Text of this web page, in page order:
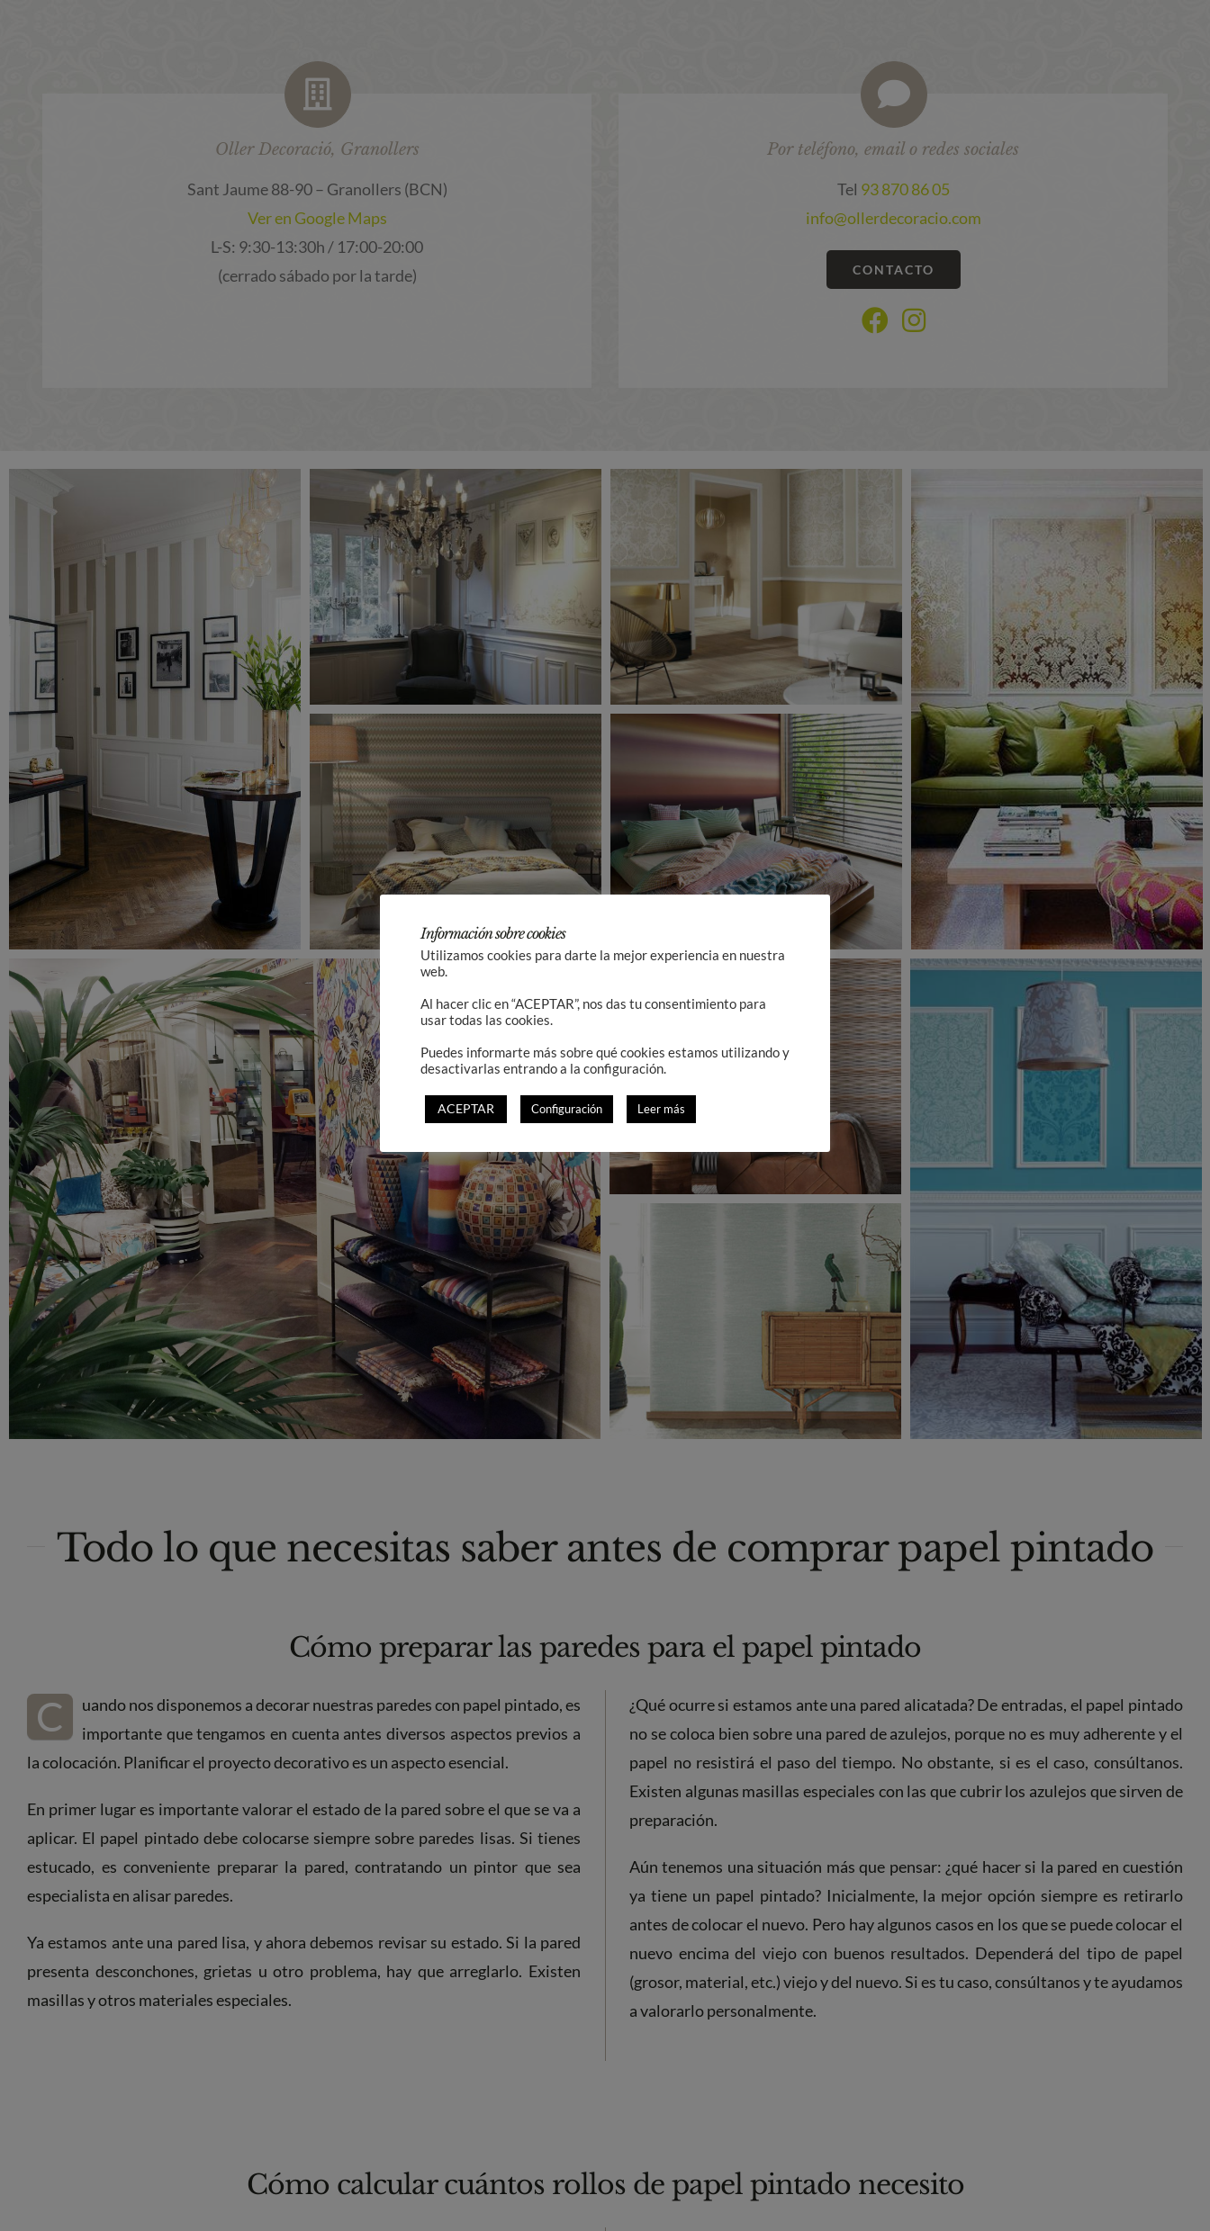
Oller Decoració, Granollers
Sant Jaume 88-90 – Granollers (BCN)
Ver en Google Maps
L-S: 9:30-13:30h / 17:00-20:00
(cerrado sábado por la tarde)
Por teléfono, email o redes sociales
Tel 93 870 86 05
info@ollerdecoracio.com
CONTACTO
Todo lo que necesitas saber antes de comprar papel pintado
Cómo preparar las paredes para el papel pintado
C
uando nos disponemos a decorar nuestras paredes con papel pintado, es
importante que tengamos en cuenta antes diversos aspectos previos a
la colocación. Planificar el proyecto decorativo es un aspecto esencial.
En primer lugar es importante valorar el estado de la pared sobre el que se va a
aplicar. El papel pintado debe colocarse siempre sobre paredes lisas. Si tienes
estucado, es conveniente preparar la pared, contratando un pintor que sea
especialista en alisar paredes.
Ya estamos ante una pared lisa, y ahora debemos revisar su estado. Si la pared
presenta desconchones, grietas u otro problema, hay que arreglarlo. Existen
masillas y otros materiales especiales.
¿Qué ocurre si estamos ante una pared alicatada? De entradas, el papel pintado
no se coloca bien sobre una pared de azulejos, porque no es muy adherente y el
papel no resistirá el paso del tiempo. No obstante, si es el caso, consúltanos.
Existen algunas masillas especiales con las que cubrir los azulejos que sirven de
preparación.
Aún tenemos una situación más que pensar: ¿qué hacer si la pared en cuestión
ya tiene un papel pintado? Inicialmente, la mejor opción siempre es retirarlo
antes de colocar el nuevo. Pero hay algunos casos en los que se puede colocar el
nuevo encima del viejo con buenos resultados. Dependerá del tipo de papel
(grosor, material, etc.) viejo y del nuevo. Si es tu caso, consúltanos y te ayudamos
a valorarlo personalmente.
Cómo calcular cuántos rollos de papel pintado necesito
Información sobre cookies
Utilizamos cookies para darte la mejor experiencia en nuestra
web.
Al hacer clic en “ACEPTAR”, nos das tu consentimiento para
usar todas las cookies.
Puedes informarte más sobre qué cookies estamos utilizando y
desactivarlas entrando a la configuración.
ACEPTAR Configuración Leer más